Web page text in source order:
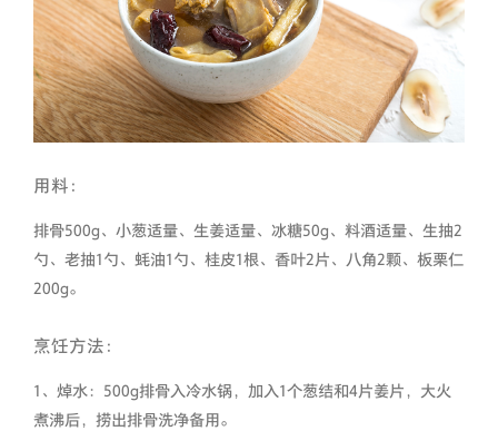
用料：
排骨500g、小葱适量、生姜适量、冰糖50g、料酒适量、生抽2
勺、老抽1勺、蚝油1勺、桂皮1根、香叶2片、八角2颗、板栗仁
200g。
烹饪方法：
1、焯水：500g排骨入冷水锅，加入1个葱结和4片姜片，大火
煮沸后，捞出排骨洗净备用。